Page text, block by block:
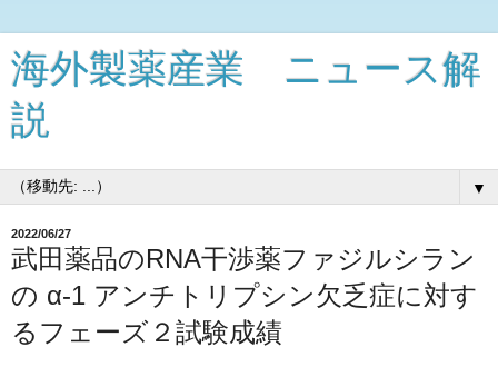
海外製薬産業 ニュース解
説
▼
2022/06/27
武田薬品のRNA干渉薬ファジルシラン
の α-1 アンチトリプシン欠乏症に対す
るフェーズ２試験成績